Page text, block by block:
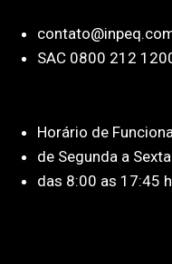
SAC 0800 212
Horário de
de Segunda a Sexta
das 8:00 as 17:45